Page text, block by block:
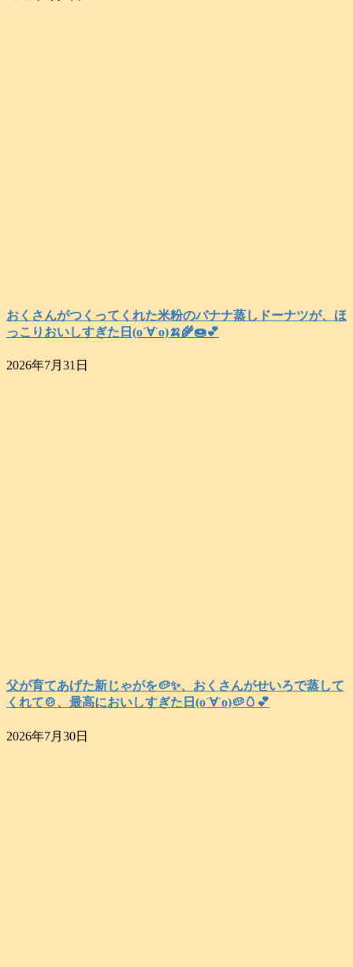
おくさんがつくってくれた米粉のバナナ蒸しドーナツが、ほ
っこりおいしすぎた日(о´∀`о)🍌🌾🍩💕
2026年7月31日
父が育てあげた新じゃがを🥔✨️、おくさんがせいろで蒸して
くれて🍲、最高においしすぎた日(о´∀`о)🥔🥚💕
2026年7月30日